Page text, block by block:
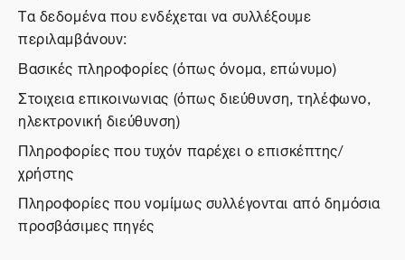
Τα δεδομένα που ενδέχεται να συλλέξουμε
περιλαμβάνουν:
Βασικές πληροφορίες (όπως όνομα, επώνυμο)
Στοιχεια επικοινωνιας (όπως διεύθυνση, τηλέφωνο,
ηλεκτρονική διεύθυνση)
Πληροφορίες που τυχόν παρέχει ο επισκέπτης/
χρήστης
Πληροφορίες που νομίμως συλλέγονται από δημόσια
προσβάσιμες πηγές